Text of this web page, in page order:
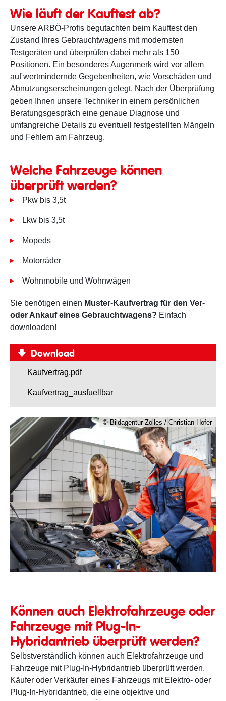
Wie läuft der Kauftest ab?
Unsere ARBÖ-Profis begutachten beim Kauftest den
Zustand Ihres Gebrauchtwagens mit modernsten
Testgeräten und überprüfen dabei mehr als 150
Positionen. Ein besonderes Augenmerk wird vor allem
auf wertmindernde Gegebenheiten, wie Vorschäden und
Abnutzungserscheinungen gelegt. Nach der Überprüfung
geben Ihnen unsere Techniker in einem persönlichen
Beratungsgespräch eine genaue Diagnose und
umfangreiche Details zu eventuell festgestellten Mängeln
und Fehlern am Fahrzeug.
Welche Fahrzeuge können
überprüft werden?
Pkw bis 3,5t
Lkw bis 3,5t
Mopeds
Motorräder
Wohnmobile und Wohnwägen
Sie benötigen einen Muster-Kaufvertrag für den Ver-
oder Ankauf eines Gebrauchtwagens? Einfach
downloaden!
Download
Kaufvertrag.pdf
Kaufvertrag_ausfuellbar
© Bildagentur Zolles / Christian Hofer
Können auch Elektrofahrzeuge oder
Fahrzeuge mit Plug-In-
Hybridantrieb überprüft werden?
Selbstverständlich können auch Elektrofahrzeuge und
Fahrzeuge mit Plug-In-Hybridantrieb überprüft werden.
Käufer oder Verkäufer eines Fahrzeugs mit Elektro- oder
Plug-In-Hybridantrieb, die eine objektive und